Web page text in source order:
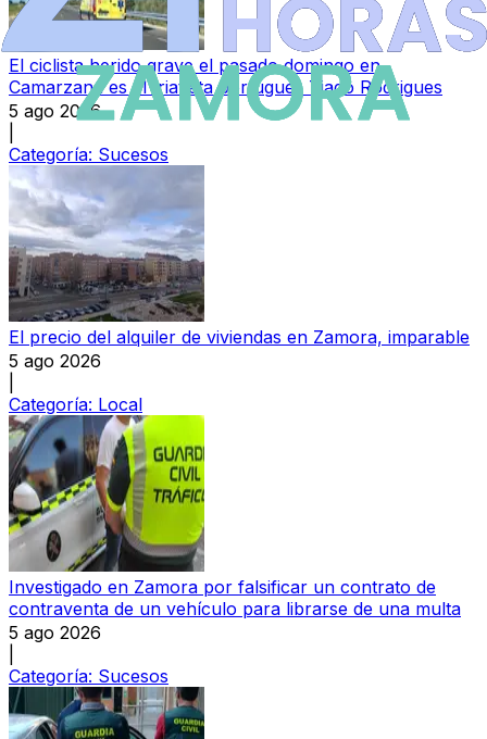
El ciclista herido grave el pasado domingo en
Camarzana es el triatleta portugués Tiago Rodrigues
5 ago 2026
Categoría: Sucesos
El precio del alquiler de viviendas en Zamora, imparable
5 ago 2026
Categoría: Local
Investigado en Zamora por falsificar un contrato de
contraventa de un vehículo para librarse de una multa
5 ago 2026
Categoría: Sucesos